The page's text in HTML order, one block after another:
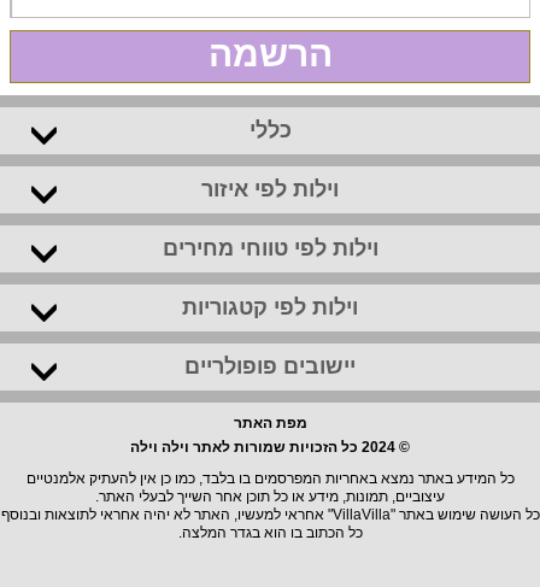
הרשמה
כללי
וילות לפי איזור
וילות לפי טווחי מחירים
וילות לפי קטגוריות
יישובים פופולריים
מפת האתר
© 2024 כל הזכויות שמורות לאתר וילה וילה
כל המידע באתר נמצא באחריות המפרסמים בו בלבד, כמו כן אין להעתיק אלמנטיים
עיצוביים, תמונות, מידע או כל תוכן אחר השייך לבעלי האתר.
כל העושה שימוש באתר "VillaVilla" אחראי למעשיו, האתר לא יהיה אחראי לתוצאות ובנוסף
כל הכתוב בו הוא בגדר המלצה.